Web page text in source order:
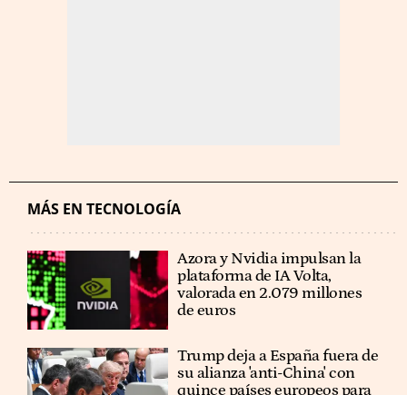
MÁS EN TECNOLOGÍA
Azora y Nvidia impulsan la
plataforma de IA Volta,
valorada en 2.079 millones
de euros
Trump deja a España fuera de
su alianza 'anti-China' con
quince países europeos para